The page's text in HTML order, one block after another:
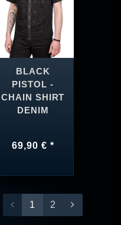
BLACK
PISTOL -
CHAIN SHIRT
DENIM
69,90 € *
1 2